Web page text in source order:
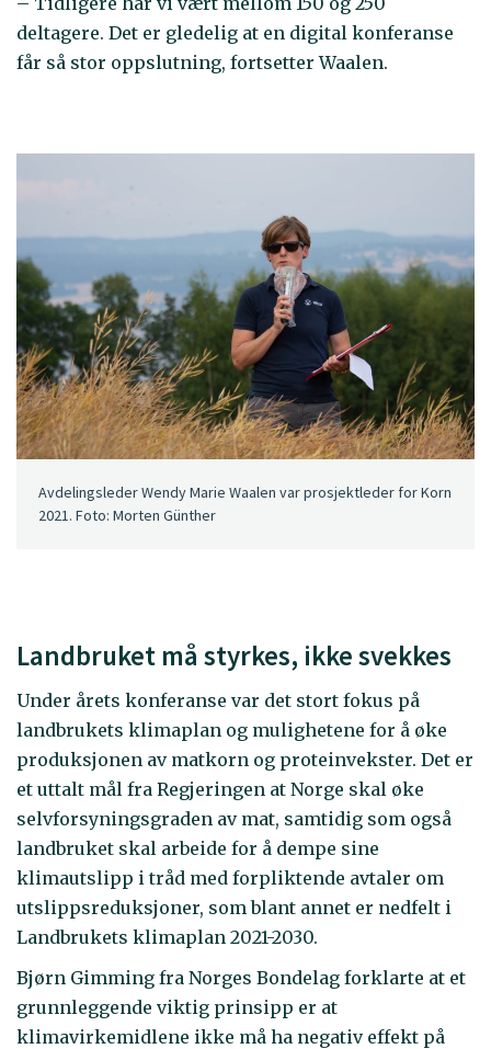
deltagere. Det er gledelig at en digital konferanse
får så stor oppslutning, fortsetter Waalen.
Avdelingsleder Wendy Marie Waalen var prosjektleder for Korn
2021. Foto: Morten Günther
Landbruket må styrkes, ikke svekkes
Under årets konferanse var det stort fokus på
landbrukets klimaplan og mulighetene for å øke
produksjonen av matkorn og proteinvekster. Det er
et uttalt mål fra Regjeringen at Norge skal øke
selvforsyningsgraden av mat, samtidig som også
landbruket skal arbeide for å dempe sine
klimautslipp i tråd med forpliktende avtaler om
utslippsreduksjoner, som blant annet er nedfelt i
Landbrukets klimaplan 2021-2030.
Bjørn Gimming fra Norges Bondelag forklarte at et
grunnleggende viktig prinsipp er at
klimavirkemidlene ikke må ha negativ effekt på